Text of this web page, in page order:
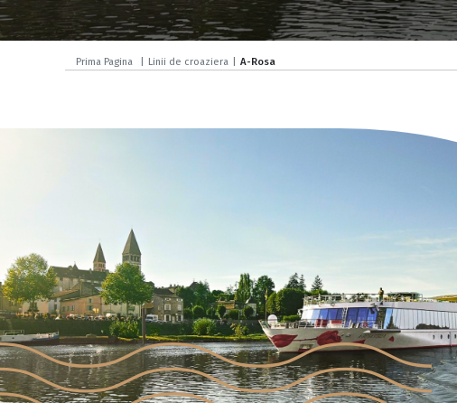
Prima Pagina Linii de croaziera A-Rosa